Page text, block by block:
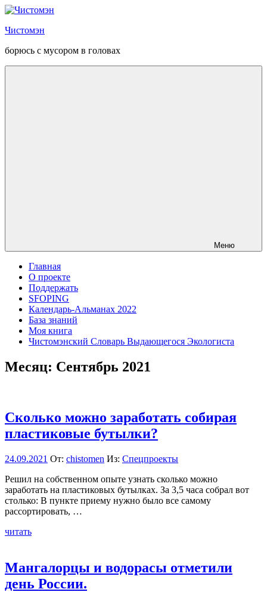
Перейти
содержанию
Чистомэн
борюсь с мусором в головах
Меню
Главная
О проекте
Поддержать
SFOPING
Календарь-Альманах 2022
База знаний
Моя книга
Чистомэнский Словарь Выдающегося Экологиста
Месяц: Сентябрь 2021
Сколько можно заработать собирая
пластиковые бутылки?
24.09.2021 От: chistomen Из: Спецпроекты
Решил на собственном опыте узнать сколько можно
заработать на пластиковых бутылках. За 3,5 часа собрал вот
столько: В пункте приему нужно было все самому
рассортировать, …
читать
Мангалорцы и водорасы отметили
день России.